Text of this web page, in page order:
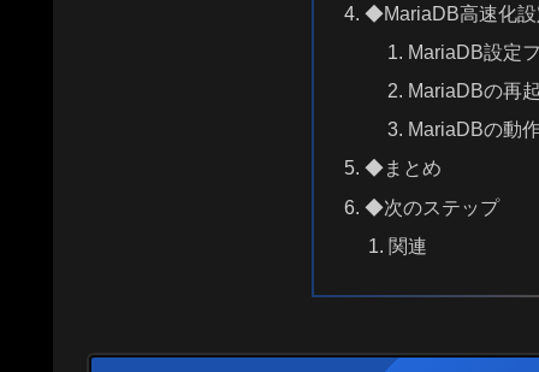
◆MariaDB高速化
MariaDB設定
MariaDBの再
MariaDBの動
◆まとめ
◆次のステップ
関連